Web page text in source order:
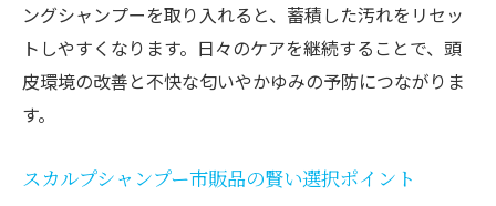
ングシャンプーを取り入れると、蓄積した汚れをリセッ
トしやすくなります。日々のケアを継続することで、頭
皮環境の改善と不快な匂いやかゆみの予防につながりま
す。
スカルプシャンプー市販品の賢い選択ポイント